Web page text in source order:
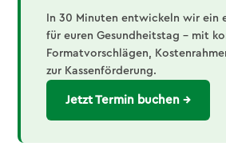
In 30 Minuten entwickeln wir ein
für euren Gesundheitstag – mit
Formatvorschlägen,
zur Kassenförderung.
Jetzt Termin buchen →